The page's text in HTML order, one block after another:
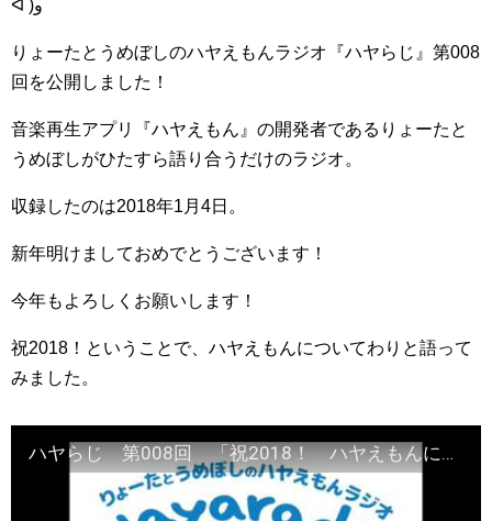
ᐛ )و
りょーたとうめぼしのハヤえもんラジオ『ハヤらじ』第008
回を公開しました！
音楽再生アプリ『ハヤえもん』の開発者であるりょーたと
うめぼしがひたすら語り合うだけのラジオ。
収録したのは2018年1月4日。
新年明けましておめでとうございます！
今年もよろしくお願いします！
祝2018！ということで、ハヤえもんについてわりと語って
みました。
ハヤらじ 第008回 「祝2018！ ハヤえもんについてわりと語ってみた」